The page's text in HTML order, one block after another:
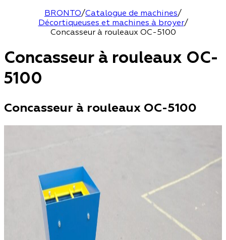
BRONTO/Catalogue de machines/
Décortiqueuses et machines à broyer/
Concasseur à rouleaux OC-5100
Concasseur à rouleaux OC-
5100
Concasseur à rouleaux OC-5100